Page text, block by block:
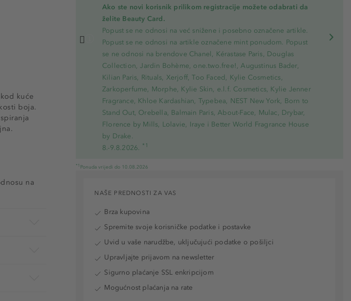
Ako ste novi korisnik prilikom registracije možete odabrati da
želite Beauty Card.
Popust se ne odnosi na već snižene i posebno označene artikle.
Popust se ne odnosi na artikle označene mint ponudom. Popust
se ne odnosi na brendove Chanel, Kérastase Paris, Douglas
Collection, Jardin Bohème, one.two.free!, Augustinus Bader,
Kilian Paris, Rituals, Xerjoff, Too Faced, Kylie Cosmetics,
Zarkoperfume, Morphe, Kylie Skin, e.l.f. Cosmetics, Kylie Jenner
Fragrance, Khloe Kardashian, Typebea, NEST New York, Born to
Stand Out, Orebella, Balmain Paris, About-Face, Mulac, Drybar,
Florence by Mills, Lolavie, Iraye i Better World Fragrance House
by Drake.
8.-9.8.2026. *1
*1 Ponuda vrijedi do 10.08.2026
kuće
boja.
na
NAŠE PREDNOSTI ZA VAS
Brza kupovina
Spremite svoje korisničke podatke i postavke
Uvid u vaše narudžbe, uključujući podatke o pošiljci
Upravljajte prijavom na newsletter
Sigurno plaćanje SSL enkripcijom
Mogućnost plaćanja na rate